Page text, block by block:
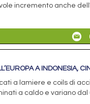
incremento anche
A INDONESIA,
a lamiere e coils di
a caldo e variano dal